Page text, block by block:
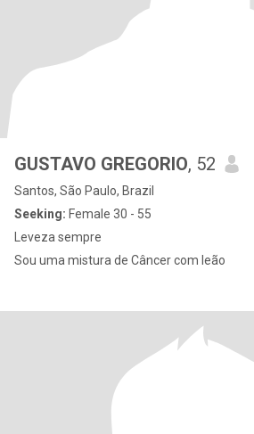
GUSTAVO GREGORIO, 52
Santos, São Paulo, Brazil
Seeking: Female 30 - 55
Leveza sempre
Sou uma mistura de Câncer com leão